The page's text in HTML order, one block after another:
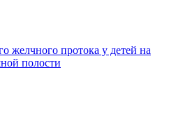
желчного протока у детей на
полости